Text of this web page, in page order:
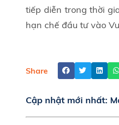
tiếp diễn trong thời
hạn chế đầu tư vào
Share
Cập nhật mới nhất: